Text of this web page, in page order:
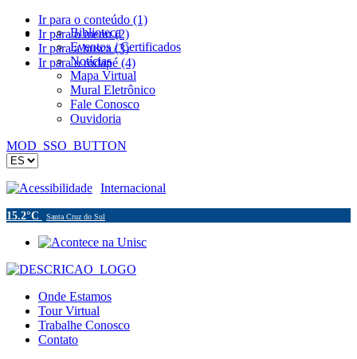
Ir para o conteúdo (1)
Ir para o menu (2)
Ir para a busca (3)
Ir para o rodapé (4)
Biblioteca
Eventos / Certificados
Notícias
Mapa Virtual
Mural Eletrônico
Fale Conosco
Ouvidoria
MOD_SSO_BUTTON
Acessibilidade Internacional
15.2°C Santa Cruz do Sul
Onde Estamos
Tour Virtual
Trabalhe Conosco
Contato